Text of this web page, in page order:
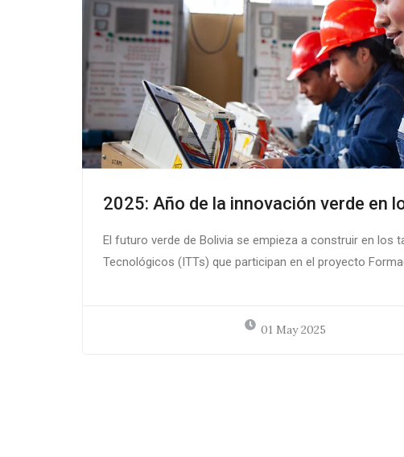
2025: Año de la innovación verde en
El futuro verde de Bolivia se empieza a construir en los
Tecnológicos (ITTs) que participan en el proyecto
01 May 2025